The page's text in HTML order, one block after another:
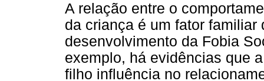
A relação entre o
da criança é um fator familiar
desenvolvimento da Fobia
exemplo, há evidências que
filho influência no